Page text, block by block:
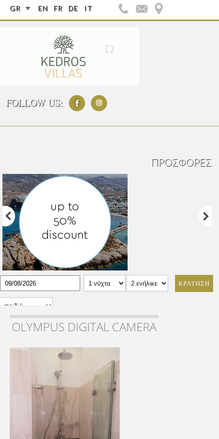
GR EN FR DE IT
FOLLOW US:
ΠΡΟΣΦΟΡΈΣ
ΚΡΑΤΗΣΗ
OLYMPUS DIGITAL CAMERA